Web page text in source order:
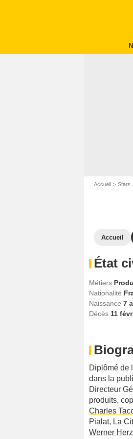
Accueil Stars
Accueil
État
Métiers
Nationalité
Naissance 7
Décès 11
Diplômé de
dans la
Directeur
produits,
Charles
Pialat, La
Werner